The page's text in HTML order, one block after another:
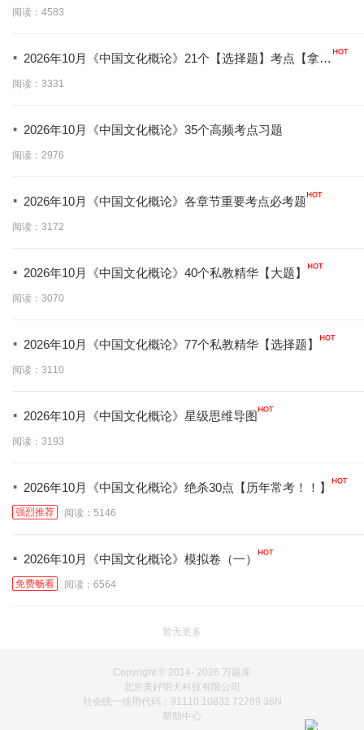
分必背】
阅读：4583
· 2026年10月《中国文化概论》21个【选择题】考点【拿分
必学】
阅读：3331
· 2026年10月《中国文化概论》35个高频考点习题
阅读：2976
· 2026年10月《中国文化概论》各章节重要考点必考题
阅读：3172
· 2026年10月《中国文化概论》40个私教精华【大题】
阅读：3070
· 2026年10月《中国文化概论》77个私教精华【选择题】
阅读：3110
· 2026年10月《中国文化概论》星级思维导图
阅读：3193
· 2026年10月《中国文化概论》绝杀30点【历年常考！！】
强烈推荐 阅读：5146
· 2026年10月《中国文化概论》模拟卷（一）
免费畅看 阅读：6564
暂无更多
Copyright © 2014- 2026 万题库
北京美好明天科技有限公司
社会统一信用代码：91110 10832 72789 36N
帮助中心